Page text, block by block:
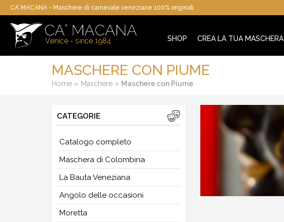
CA’ MACANA - Maschere di carnevale veneziane 100% originali
SHOP CREA LA TUA MASCHERA
MASCHERE CON PIUME
Home » Maschere » Maschere con Piume
CATEGORIE
Catalogo completo
Maschera di Colombina
La Bauta Veneziana
Angolo delle occasioni
Moretta